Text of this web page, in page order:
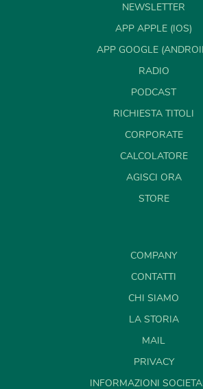
NEWSLETTER
APP APPLE (IOS)
APP GOOGLE
RADIO
PODCAST
RICHIESTA TITOLI
CORPORATE
CALCOLATORE
AGISCI ORA
STORE
COMPANY
CONTATTI
CHI SIAMO
LA STORIA
MAIL
PRIVACY
INFORMAZIONI